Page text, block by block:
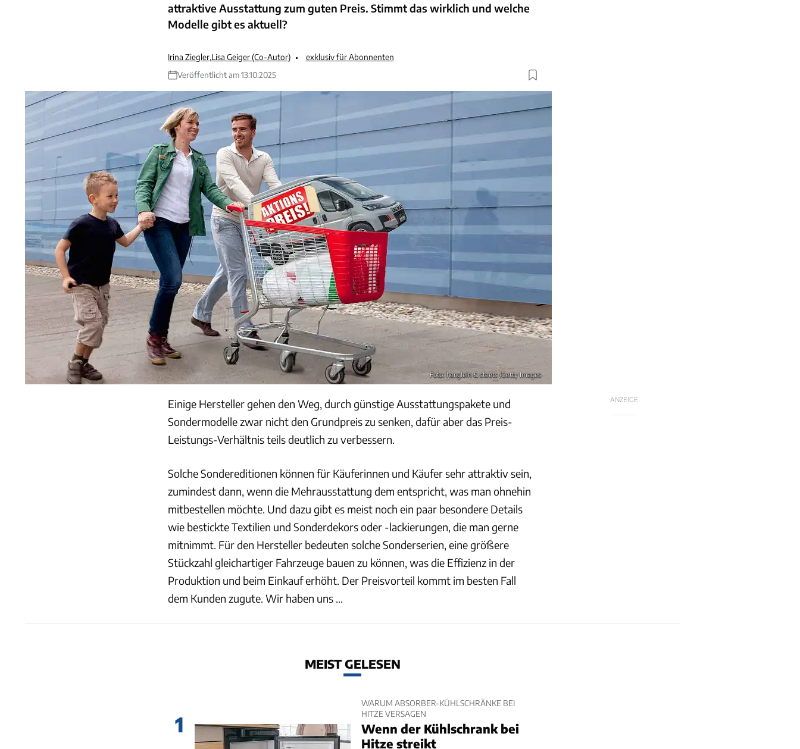
attraktive Ausstattung zum guten Preis. Stimmt das wirklich und welche
Modelle gibt es aktuell?
Irina Ziegler,Lisa Geiger (Co-Autor)
exklusiv für Abonnenten
Veröffentlicht am 13.10.2025
Foto: henglein & steets /Getty Images
ANZEIGE
Einige Hersteller gehen den Weg, durch günstige Ausstattungspakete und
Sondermodelle zwar nicht den Grundpreis zu senken, dafür aber das Preis-
Leistungs-Verhältnis teils deutlich zu verbessern.
Solche Sondereditionen können für Käuferinnen und Käufer sehr attraktiv sein,
zumindest dann, wenn die Mehrausstattung dem entspricht, was man ohnehin
mitbestellen möchte. Und dazu gibt es meist noch ein paar besondere Details
wie bestickte Textilien und Sonderdekors oder -lackierungen, die man gerne
mitnimmt. Für den Hersteller bedeuten solche Sonderserien, eine größere
Stückzahl gleichartiger Fahrzeuge bauen zu können, was die Effizienz in der
Produktion und beim Einkauf erhöht. Der Preisvorteil kommt im besten Fall
dem Kunden zugute. Wir haben uns ...
MEIST GELESEN
1
WARUM ABSORBER-KÜHLSCHRÄNKE BEI
HITZE VERSAGEN
Wenn der Kühlschrank bei
Hitze streikt